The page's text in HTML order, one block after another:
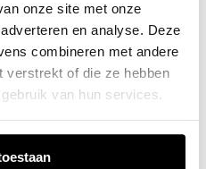
onze site met onze
en analyse. Deze
combineren met andere
verstrekt of die ze hebben
van hun services.
exception has occurred while
browser consolefor more